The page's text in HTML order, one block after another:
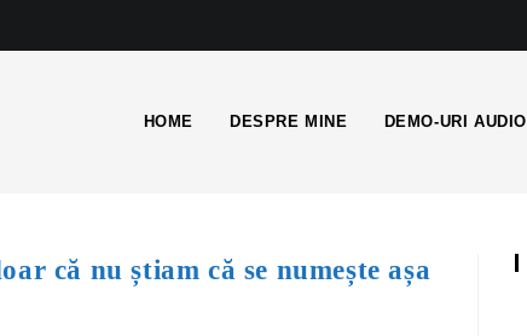
HOME DESPRE MINE DEMO-URI AUDIO
că nu știam că se numește așa